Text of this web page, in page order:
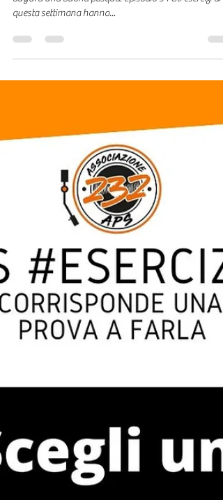
Mattia ci riassume gli esercizi di questa settimana e ci
questa settimana hanno...